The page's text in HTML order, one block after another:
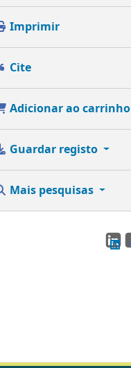
Imprimir
Cite
Adicionar ao carrinho
Guardar registo
Mais pesquisas